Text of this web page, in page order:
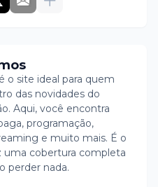
o site ideal para quem
das novidades do
Aqui, você encontra
programação,
e muito mais. É o
uma cobertura completa
perder nada.